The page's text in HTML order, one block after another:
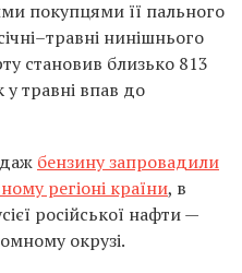
покупцями її пального
нинішнього
становив близько 813
у травні впав до
бензину запровадили
регіоні країни, в
російської нафти —
окрузі.